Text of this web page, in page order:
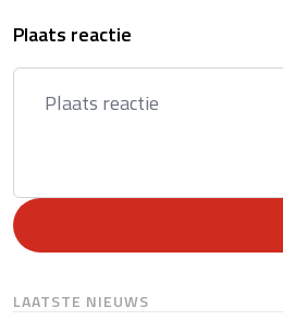
Plaats reactie
LAATSTE NIEUWS